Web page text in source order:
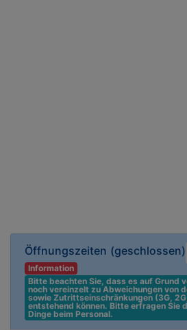
Öffnungszeiten (geschlossen)
Information
Bitte beachten Sie, dass es auf Grund
noch vereinzelt zu Abweichungen von
sowie Zutrittseinschränkungen (3G,
entstehend können. Bitte erfragen Sie
Dinge beim Personal.